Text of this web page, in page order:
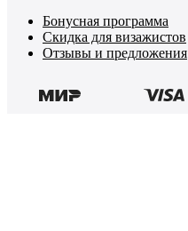
Бонусная программа
Скидка для визажистов
Отзывы и предложения